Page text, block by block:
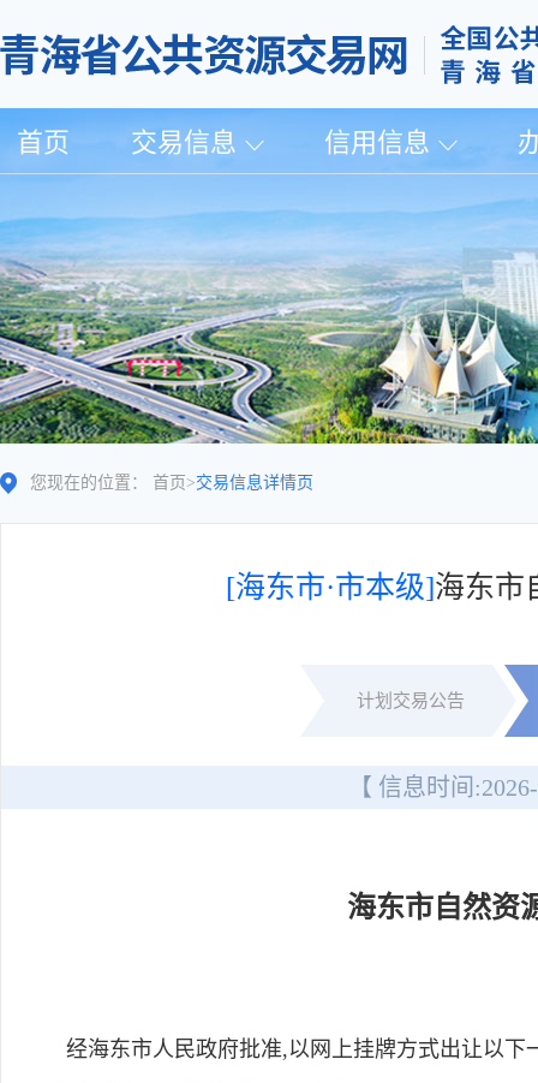
首页 交易信息 信用信息
您现在的位置： 首页 >交易信息详情页
[海东市·市本级]海东市
计划交易公告
【 信息时间:
海东市自然资
经海东市人民政府批准,以网上挂牌方式出让以